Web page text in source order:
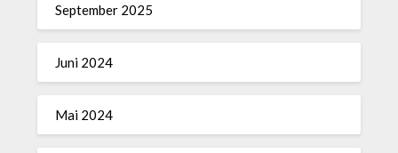
September 2025
Juni 2024
Mai 2024